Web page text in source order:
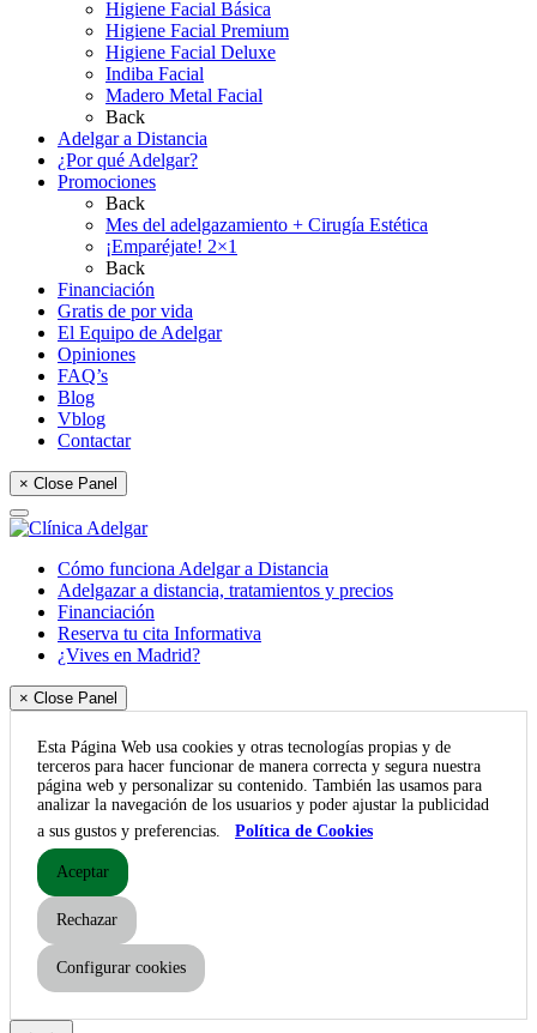
Higiene Facial Básica
Higiene Facial Premium
Higiene Facial Deluxe
Indiba Facial
Madero Metal Facial
Back
Adelgar a Distancia
¿Por qué Adelgar?
Promociones
Back
Mes del adelgazamiento + Cirugía Estética
¡Emparéjate! 2×1
Back
Financiación
Gratis de por vida
El Equipo de Adelgar
Opiniones
FAQ’s
Blog
Vblog
Contactar
× Close Panel
Cómo funciona Adelgar a Distancia
Adelgazar a distancia, tratamientos y precios
Financiación
Reserva tu cita Informativa
¿Vives en Madrid?
× Close Panel
Esta Página Web usa cookies y otras tecnologías propias y de
terceros para hacer funcionar de manera correcta y segura nuestra
página web y personalizar su contenido. También las usamos para
analizar la navegación de los usuarios y poder ajustar la publicidad
a sus gustos y preferencias.
Política de Cookies
Aceptar
Rechazar
Configurar cookies